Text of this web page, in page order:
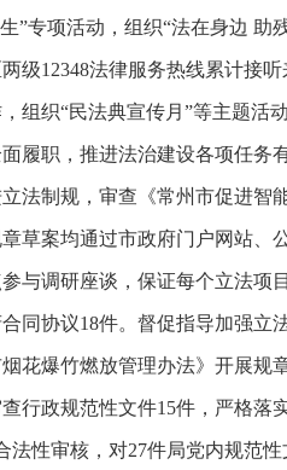
”专项活动，组织“法在身边
级12348法律服务热线累计接
组织“民法典宣传月”等主题活
履职，推进法治建设各项任务
法制规，审查《常州市促进智
草案均通过市政府门户网站、
与调研座谈，保证每个立法项
同协议18件。督促指导加强
花爆竹燃放管理办法》开展规
行政规范性文件15件，严格落
法性审核，对27件局党内规范